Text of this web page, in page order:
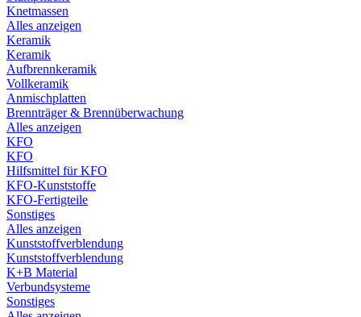
Knetmassen
Alles anzeigen
Keramik
Keramik
Aufbrennkeramik
Vollkeramik
Anmischplatten
Brennträger & Brennüberwachung
Alles anzeigen
KFO
KFO
Hilfsmittel für KFO
KFO-Kunststoffe
KFO-Fertigteile
Sonstiges
Alles anzeigen
Kunststoffverblendung
Kunststoffverblendung
K+B Material
Verbundsysteme
Sonstiges